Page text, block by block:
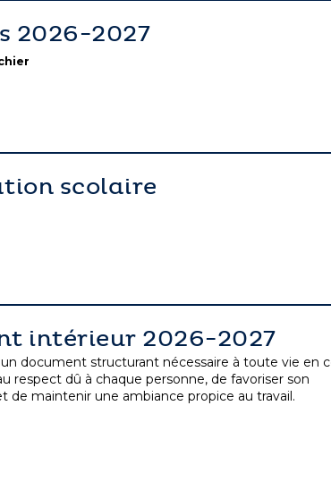
2026-2027
scolaire
intérieur 2026-2027
document structurant nécessaire à toute vie en
respect dû à chaque personne, de favoriser son
de maintenir une ambiance propice au travail.